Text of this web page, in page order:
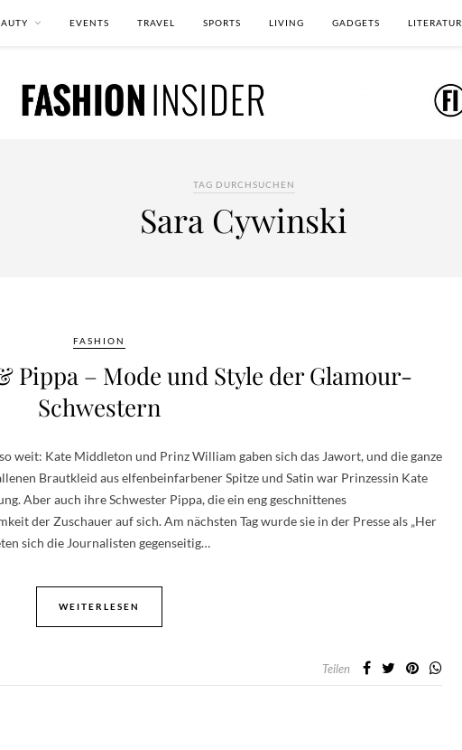
EVENTS TRAVEL SPORTS LIVING GADGETS LITERATUR
TAG DURCHSUCHEN
Sara Cywinski
FASHION
Pippa – Mode und Style der Glamour-
Schwestern
weit: Kate Middleton und Prinz William gaben sich das Jawort, und die ganze
Brautkleid aus elfenbeinfarbener Spitze und Satin war Prinzessin Kate
Aber auch ihre Schwester Pippa, die ein eng geschnittenes
der Zuschauer auf sich. Am nächsten Tag wurde sie in der Presse als „Her
sich die Journalisten gegenseitig…
WEITERLESEN
Teilen